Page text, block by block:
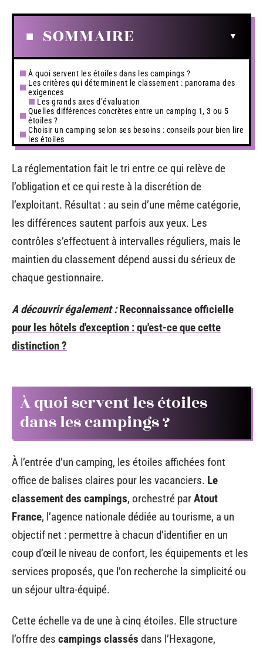
SOMMAIRE
À quoi servent les étoiles dans les campings ?
Les critères qui déterminent le classement : panorama des
exigences
Les grands axes d’évaluation
Quelles différences concrètes entre un camping 1, 3 ou 5
étoiles ?
Choisir un camping selon ses besoins : conseils pour bien lire
les étoiles
La réglementation fait le tri entre ce qui relève de
l’obligation et ce qui reste à la discrétion de
l’exploitant. Résultat : au sein d’une même catégorie,
les différences sautent parfois aux yeux. Les
contrôles s’effectuent à intervalles réguliers, mais le
maintien du classement dépend aussi du sérieux de
chaque gestionnaire.
A découvrir également : Reconnaissance officielle
pour les hôtels d'exception : qu'est-ce que cette
distinction ?
À quoi servent les étoiles
dans les campings ?
À l’entrée d’un camping, les étoiles affichées font
office de balises claires pour les vacanciers. Le
classement des campings, orchestré parAtout
France, l’agence nationale dédiée au tourisme, a un
objectif net : permettre à chacun d’identifier en un
coup d’œil le niveau de confort, les équipements et les
services proposés, que l’on recherche la simplicité ou
un séjour ultra-équipé.
Cette échelle va de une à cinq étoiles. Elle structure
l’offre des campings classés dans l’Hexagone,